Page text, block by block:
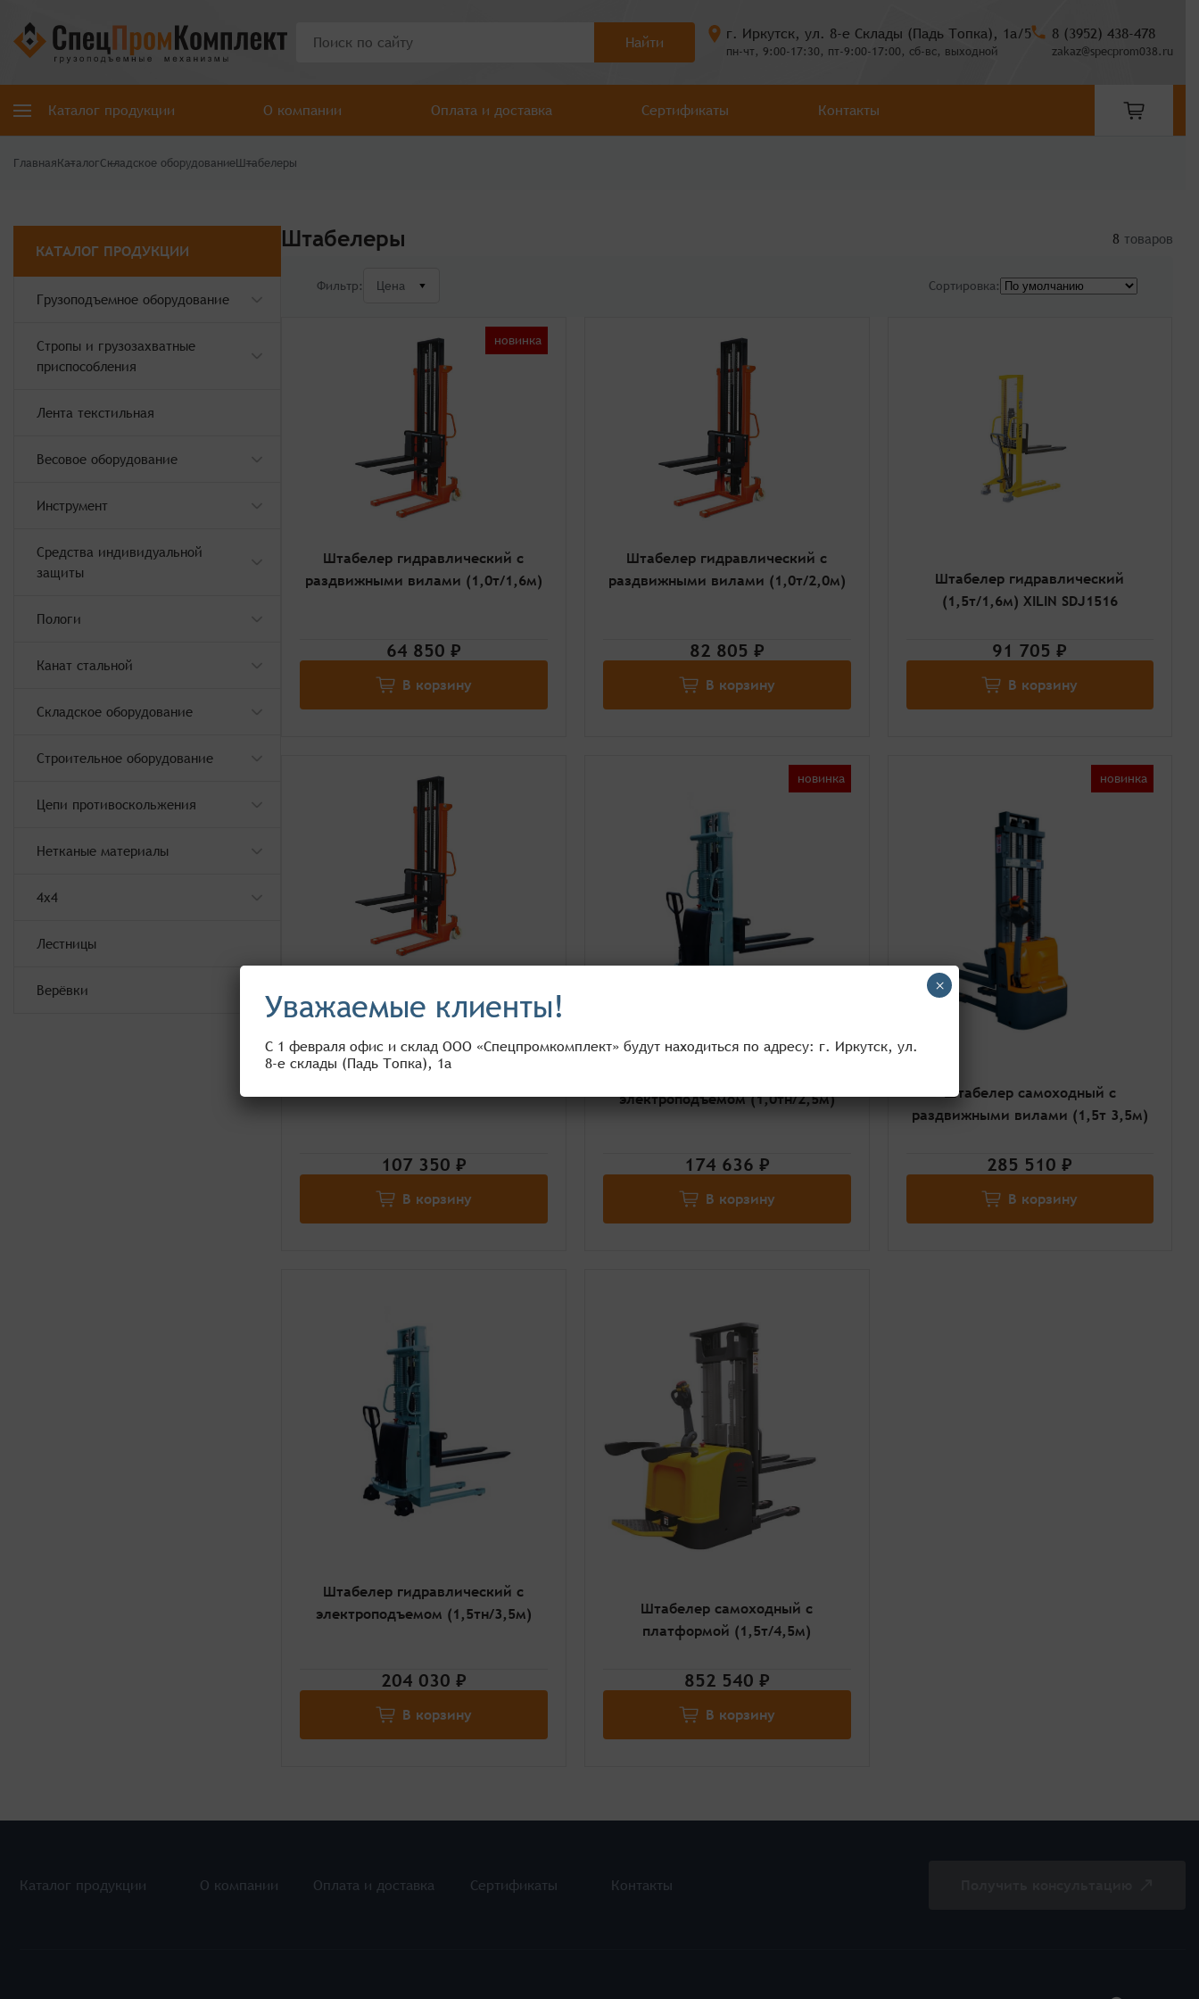
Найти
г. Иркутск, ул. 8-е Склады (Падь Топка), 1а/5
пн-чт, 9:00-17:30, пт-9:00-17:00, сб-вс, выходной
8 (3952) 438-478
zakaz@specprom038.ru
Каталог продукции О компании Оплата и доставка Сертификаты Контакты
ГлавнаяКаталогСкладское оборудованиеШтабелеры
КАТАЛОГ ПРОДУКЦИИ
Грузоподъемное оборудование
Стропы и грузозахватные
приспособления
Лента текстильная
Весовое оборудование
Инструмент
Средства индивидуальной
защиты
Пологи
Канат стальной
Складское оборудование
Строительное оборудование
Цепи противоскольжения
Нетканые материалы
4x4
Лестницы
Верёвки
Штабелеры 8 товаров
Фильтр: Цена Сортировка:
новинка
Штабелер гидравлический с
раздвижными вилами (1,0т/1,6м)
64 850 ₽
В корзину
Штабелер гидравлический с
раздвижными вилами (1,0т/2,0м)
82 805 ₽
В корзину
Штабелер гидравлический
(1,5т/1,6м) XILIN SDJ1516
91 705 ₽
В корзину
раздвижными вилами (1,0т/3,0м)
107 350 ₽
В корзину
новинка
электроподъемом (1,0тн/2,5м)
174 636 ₽
В корзину
новинка
Штабелер самоходный с
раздвижными вилами (1,5т 3,5м)
285 510 ₽
В корзину
Штабелер гидравлический с
электроподъемом (1,5тн/3,5м)
204 030 ₽
В корзину
Штабелер самоходный с
платформой (1,5т/4,5м)
852 540 ₽
В корзину
Каталог продукции О компании Оплата и доставка Сертификаты Контакты
Уважаемые клиенты!
С 1 февраля офис и склад ООО «Спецпромкомплект» будут находиться по адресу: г. Иркутск, ул.
8-е склады (Падь Топка), 1а
×